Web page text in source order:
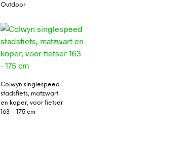
Outdoor
Colwyn singlespeed
stadsfiets, matzwart
en koper, voor fietser
163 – 175 cm